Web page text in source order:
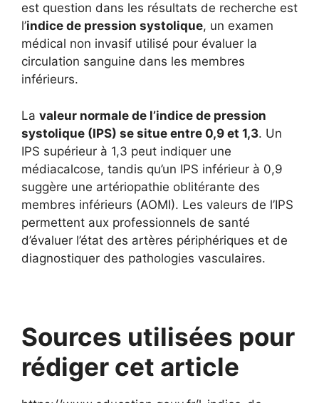
est question dans les résultats de recherche est
l’indice de pression systolique, un examen
médical non invasif utilisé pour évaluer la
circulation sanguine dans les membres
inférieurs.
La valeur normale de l’indice de pression
systolique (IPS) se situe entre 0,9 et 1,3. Un
IPS supérieur à 1,3 peut indiquer une
médiacalcose, tandis qu’un IPS inférieur à 0,9
suggère une artériopathie oblitérante des
membres inférieurs (AOMI). Les valeurs de l’IPS
permettent aux professionnels de santé
d’évaluer l’état des artères périphériques et de
diagnostiquer des pathologies vasculaires.
Sources utilisées pour
rédiger cet article